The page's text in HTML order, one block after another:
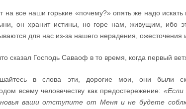
на все наши горькие «почему?» опять же надо
он хранит истины, но горе нам, живущим, ибо
для нас из-за нашего нерадения,
сказал Господь Саваоф в то время, когда первый
в слова эти, дорогие мои, они были
всему человечеству как предостережение:
ваши отступите от Меня и не будете